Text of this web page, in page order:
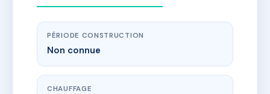
PÉRIODE CONSTRUCTION
Non connue
CHAUFFAGE